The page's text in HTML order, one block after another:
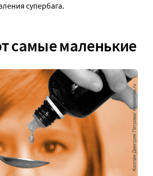
супербага.
самые маленькие